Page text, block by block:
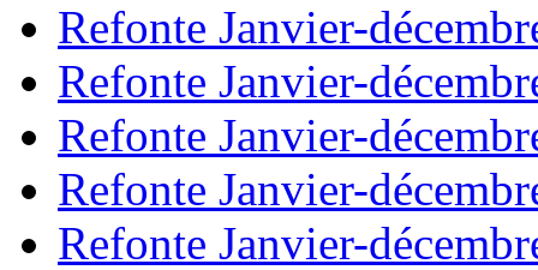
Refonte Janvier-
Refonte Janvier-
Refonte Janvier-
Refonte Janvier-
Refonte Janvier-